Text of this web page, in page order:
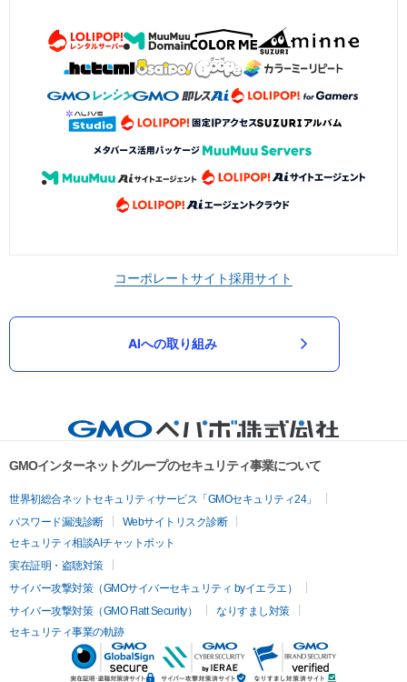
コーポレートサイト採用サイト
AIへの取り組み
GMOインターネットグループのセキュリティ事業について
世界初総合ネットセキュリティサービス「GMOセキュリティ24」
パスワード漏洩診断
Webサイトリスク診断
セキュリティ相談AIチャットボット
実在証明・盗聴対策
サイバー攻撃対策（GMOサイバーセキュリティ byイエラエ）
サイバー攻撃対策（GMO Flatt Security）
なりすまし対策
セキュリティ事業の軌跡